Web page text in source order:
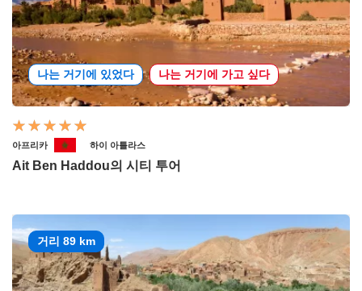
나는 거기에 있었다 나는 거기에 가고 싶다
아프리카 하이 아틀라스
Ait Ben Haddou의 시티 투어
거리 89 km